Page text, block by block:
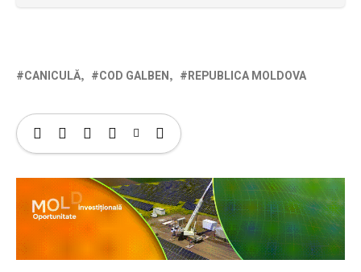
CANICULĂ COD GALBEN REPUBLICA MOLDOVA